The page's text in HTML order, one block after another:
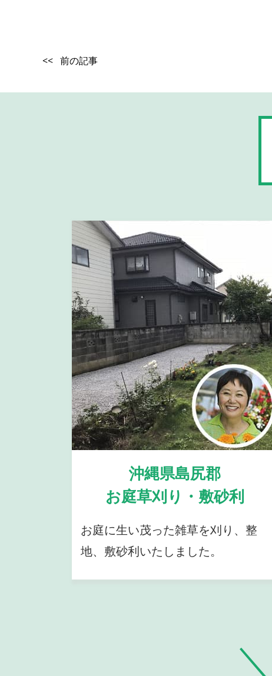
<< 前の記事
沖縄県島尻郡
お庭草刈り・敷砂利
お庭に生い茂った雑草を刈り、整
地、敷砂利いたしました。